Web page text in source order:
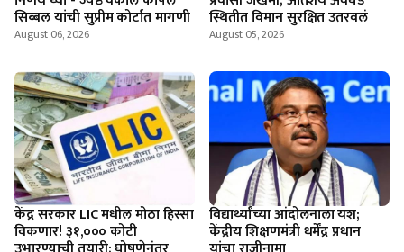
सिब्बल यांची सुप्रीम कोर्टात मागणी
August 06, 2026
स्थितीत विमान सुरक्षित उतरवलं
August 05, 2026
केंद्र सरकार LIC मधील मोठा हिस्सा
विकणार! ३१,००० कोटी
विद्यार्थ्यांच्या आंदोलनाला यश;
केंद्रीय शिक्षणमंत्री धर्मेंद्र प्रधान